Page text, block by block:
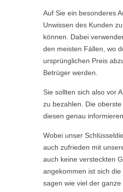
Auf Sie ein besonderes
Unwissen des Kunden
können. Dabei
den meisten Fällen, wo
ursprünglichen Preis
Betrüger werden.
Sie sollten sich also vor
zu bezahlen. Die
diesen genau
Wobei unser
auch zufrieden mit
auch keine versteckten
angekommen ist sich
sagen wie viel der